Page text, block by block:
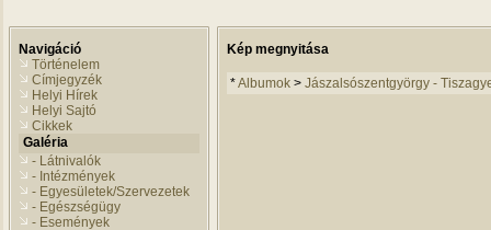
Navigáció
Történelem
Címjegyzék
Helyi Hírek
Helyi Sajtó
Cikkek
Galéria
- Látnivalók
- Intézmények
- Egyesületek/Szervezetek
- Egészségügy
- Események
Kép megnyitása
*Albumok > Jászalsószentgyörgy -